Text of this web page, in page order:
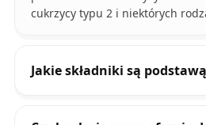
cukrzycy typu 2 i niektórych
Jakie składniki są